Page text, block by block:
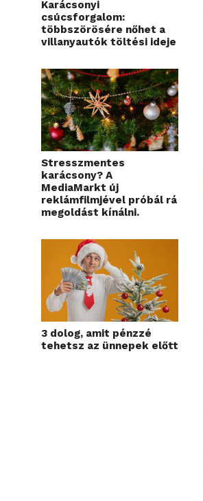
Karácsonyi
csúcsforgalom:
többszörösére nőhet a
villanyautók töltési ideje
Stresszmentes
karácsony? A
MediaMarkt új
reklámfilmjével próbál rá
megoldást kínálni.
3 dolog, amit pénzzé
tehetsz az ünnepek előtt